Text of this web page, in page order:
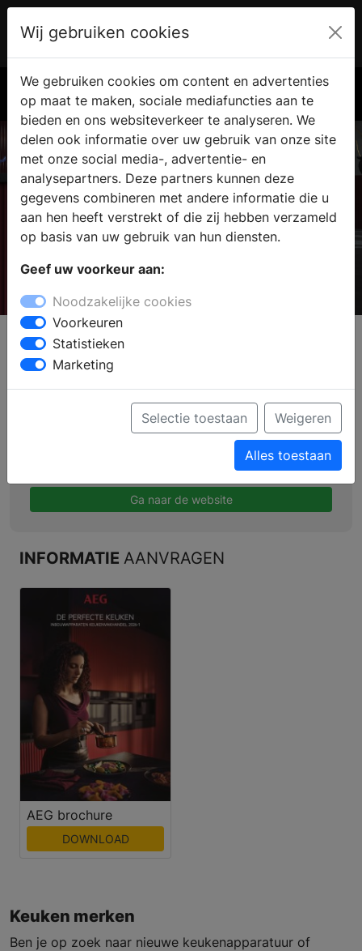
€ 0.00
Producten
Verkooppunten
Brochure aanvragen
Ga naar de website
INFORMATIE AANVRAGEN
AEG brochure
DOWNLOAD
Keuken merken
Ben je op zoek naar nieuwe keukenapparatuur of
Wij gebruiken cookies
We gebruiken cookies om content en advertenties
op maat te maken, sociale mediafuncties aan te
bieden en ons websiteverkeer te analyseren. We
delen ook informatie over uw gebruik van onze site
met onze social media-, advertentie- en
analysepartners. Deze partners kunnen deze
gegevens combineren met andere informatie die u
aan hen heeft verstrekt of die zij hebben verzameld
op basis van uw gebruik van hun diensten.
Geef uw voorkeur aan:
Noodzakelijke cookies
Voorkeuren
Statistieken
Marketing
Selectie toestaan Weigeren
Alles toestaan